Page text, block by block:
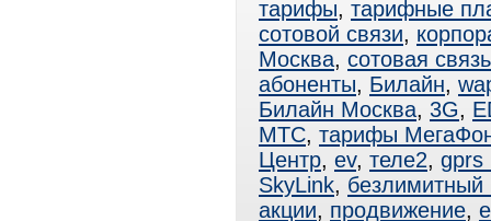
тарифы, тарифные
сотовой связи,
Москва, сотовая
абоненты, Билайн,
Билайн Москва, 3G,
МТС, тарифы
Центр, ev, теле2, gprs
SkyLink, безлимитный
акции, продвижение,